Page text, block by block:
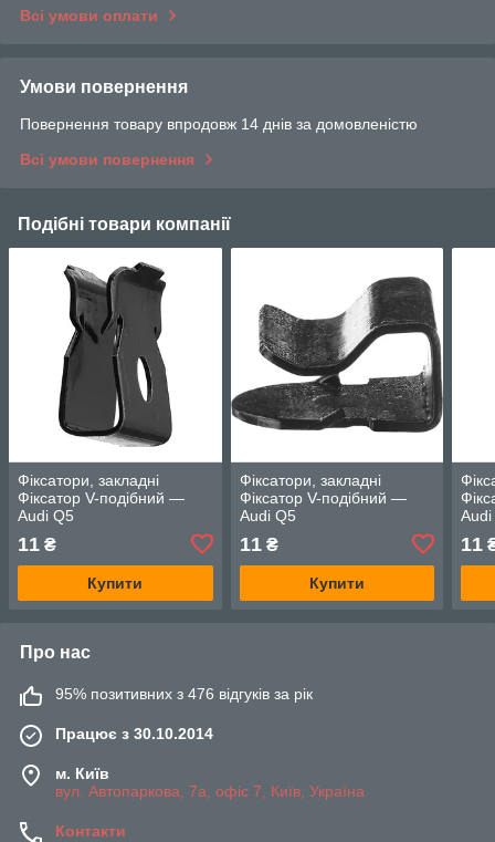
Всі умови оплати
Умови повернення
Повернення товару впродовж 14 днів за домовленістю
Всі умови повернення
Подібні товари компанії
Фіксатори, закладні
Фіксатор V-подібний —
Audi Q5
11 ₴
Купити
Фіксатори, закладні
Фіксатор V-подібний —
Audi Q5
11₴
Купити
11
Про нас
95% позитивних з 476 відгуків за рік
Працює з 30.10.2014
м. Київ
вул. Автопаркова, 7а, офіс 7, Київ, Україна
Контакти